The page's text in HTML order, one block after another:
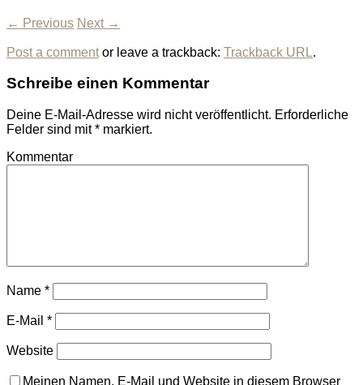
← Previous Next →
Post a commentor leave a trackback: Trackback URL.
Schreibe einen Kommentar
Deine E-Mail-Adresse wird nicht veröffentlicht. Erforderliche
Felder sind mit* markiert.
Kommentar
Name *
E-Mail *
Website
Meinen Namen, E-Mail und Website in diesem Browser